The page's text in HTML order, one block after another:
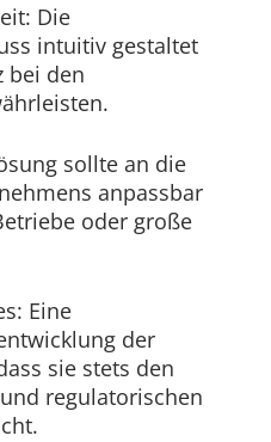
Die
intuitiv gestaltet
bei den
sollte an die
anpassbar
oder große
Eine
der
sie stets den
regulatorischen